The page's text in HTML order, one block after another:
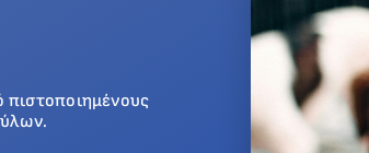
πιστοποιημένους